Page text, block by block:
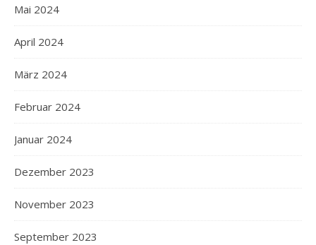
Mai 2024
April 2024
März 2024
Februar 2024
Januar 2024
Dezember 2023
November 2023
September 2023